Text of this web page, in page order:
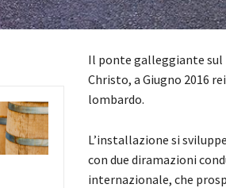
Il ponte galleggiante sul
Christo, a Giugno 2016
lombardo.
L’installazione si
con due diramazioni
internazionale, che